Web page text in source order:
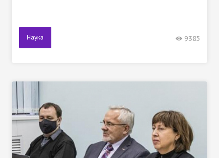
Наука 9385